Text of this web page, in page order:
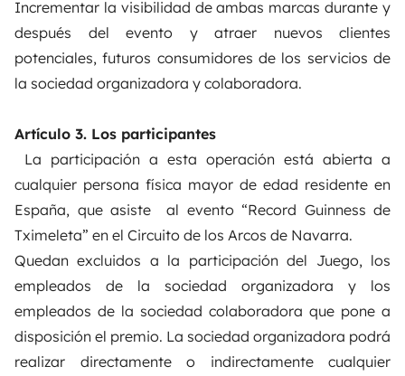
Incrementar la visibilidad de ambas marcas durante y
después del evento y atraer nuevos clientes
potenciales, futuros consumidores de los servicios de
la sociedad organizadora y colaboradora.
Artículo 3. Los participantes
La participación a esta operación está abierta a
cualquier persona física mayor de edad residente en
España, que asiste al evento “Record Guinness de
Tximeleta” en el Circuito de los Arcos de Navarra.
Quedan excluidos a la participación del Juego, los
empleados de la sociedad organizadora y los
empleados de la sociedad colaboradora que pone a
disposición el premio. La sociedad organizadora podrá
realizar directamente o indirectamente cualquier